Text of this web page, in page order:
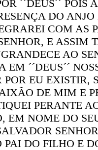
´´DEUS´´ POIS
DO
COM AS
E ASSIM
AO
EM ´´DEUS´´
POR EU EXISTIR,
DE MIM E
PERANTE
EM NOME DO
PAI DO FILHO E